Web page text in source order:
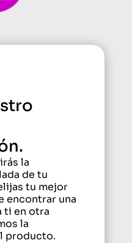
la
de tu
tu mejor
encontrar una
ti en otra
la
producto.